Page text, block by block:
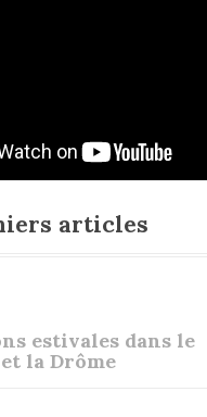
articles
estivales dans le
la Drôme